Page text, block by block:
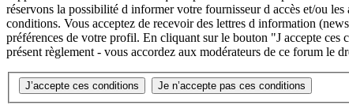
réservons la possibilité d informer votre fournisseur d accès et/ou
conditions. Vous acceptez de recevoir des lettres d information
préférences de votre profil. En cliquant sur le bouton "J accepte ces
présent règlement - vous accordez aux modérateurs de ce forum le